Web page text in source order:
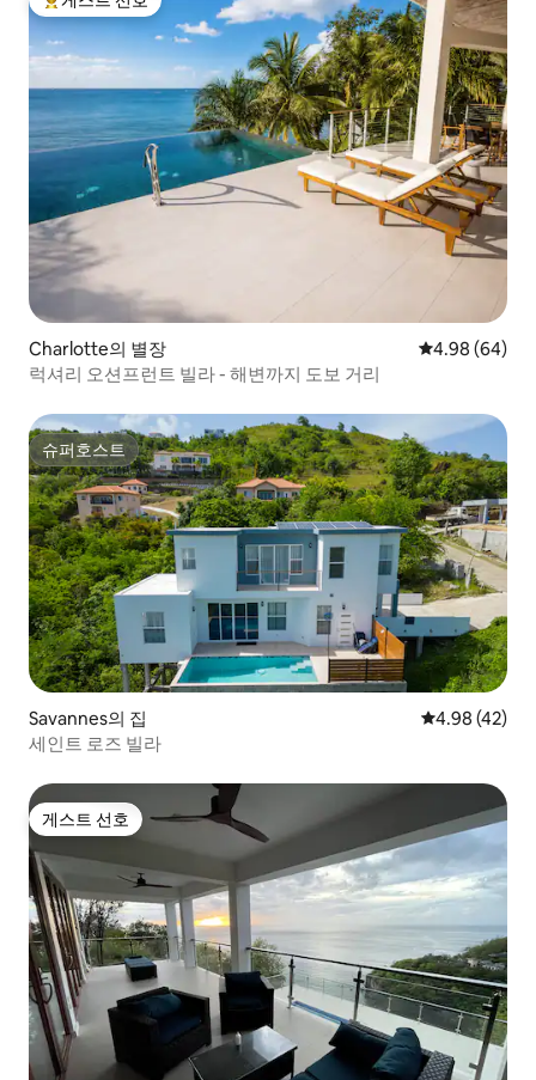
상위 게스트 선호
Charlotte의 별장 평점 4.98점(5
4.98 (64)
럭셔리 오션프런트 빌라 - 해변까지 도보 거리
슈퍼호스트
슈퍼호스트
Savannes의 집 평점 4.98점(5
4.98 (42)
세인트 로즈 빌라
게스트 선호
게스트 선호